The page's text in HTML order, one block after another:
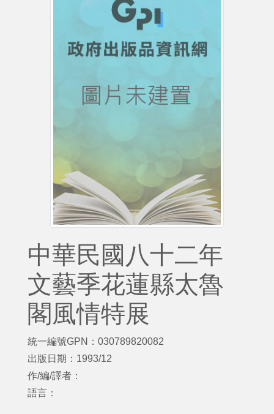
中華民國八十二年
文藝季花蓮縣太魯
閣風情特展
統一編號GPN：030789820082
出版日期：1993/12
作/編/譯者：
語言：